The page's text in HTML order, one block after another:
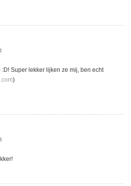
Super lekker lijken ze mij, ben echt
)